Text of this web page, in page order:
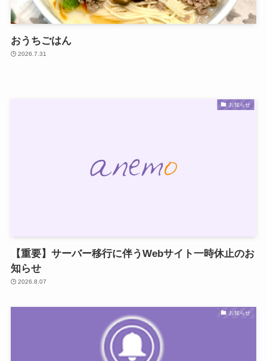
おうちごはん
2026.7.31
お知らせ
【重要】サーバー移行に伴うWebサイト一時休止のお
知らせ
2026.8.07
お知らせ